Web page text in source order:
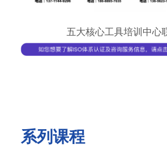
五大核心工具培训中心
系列课程